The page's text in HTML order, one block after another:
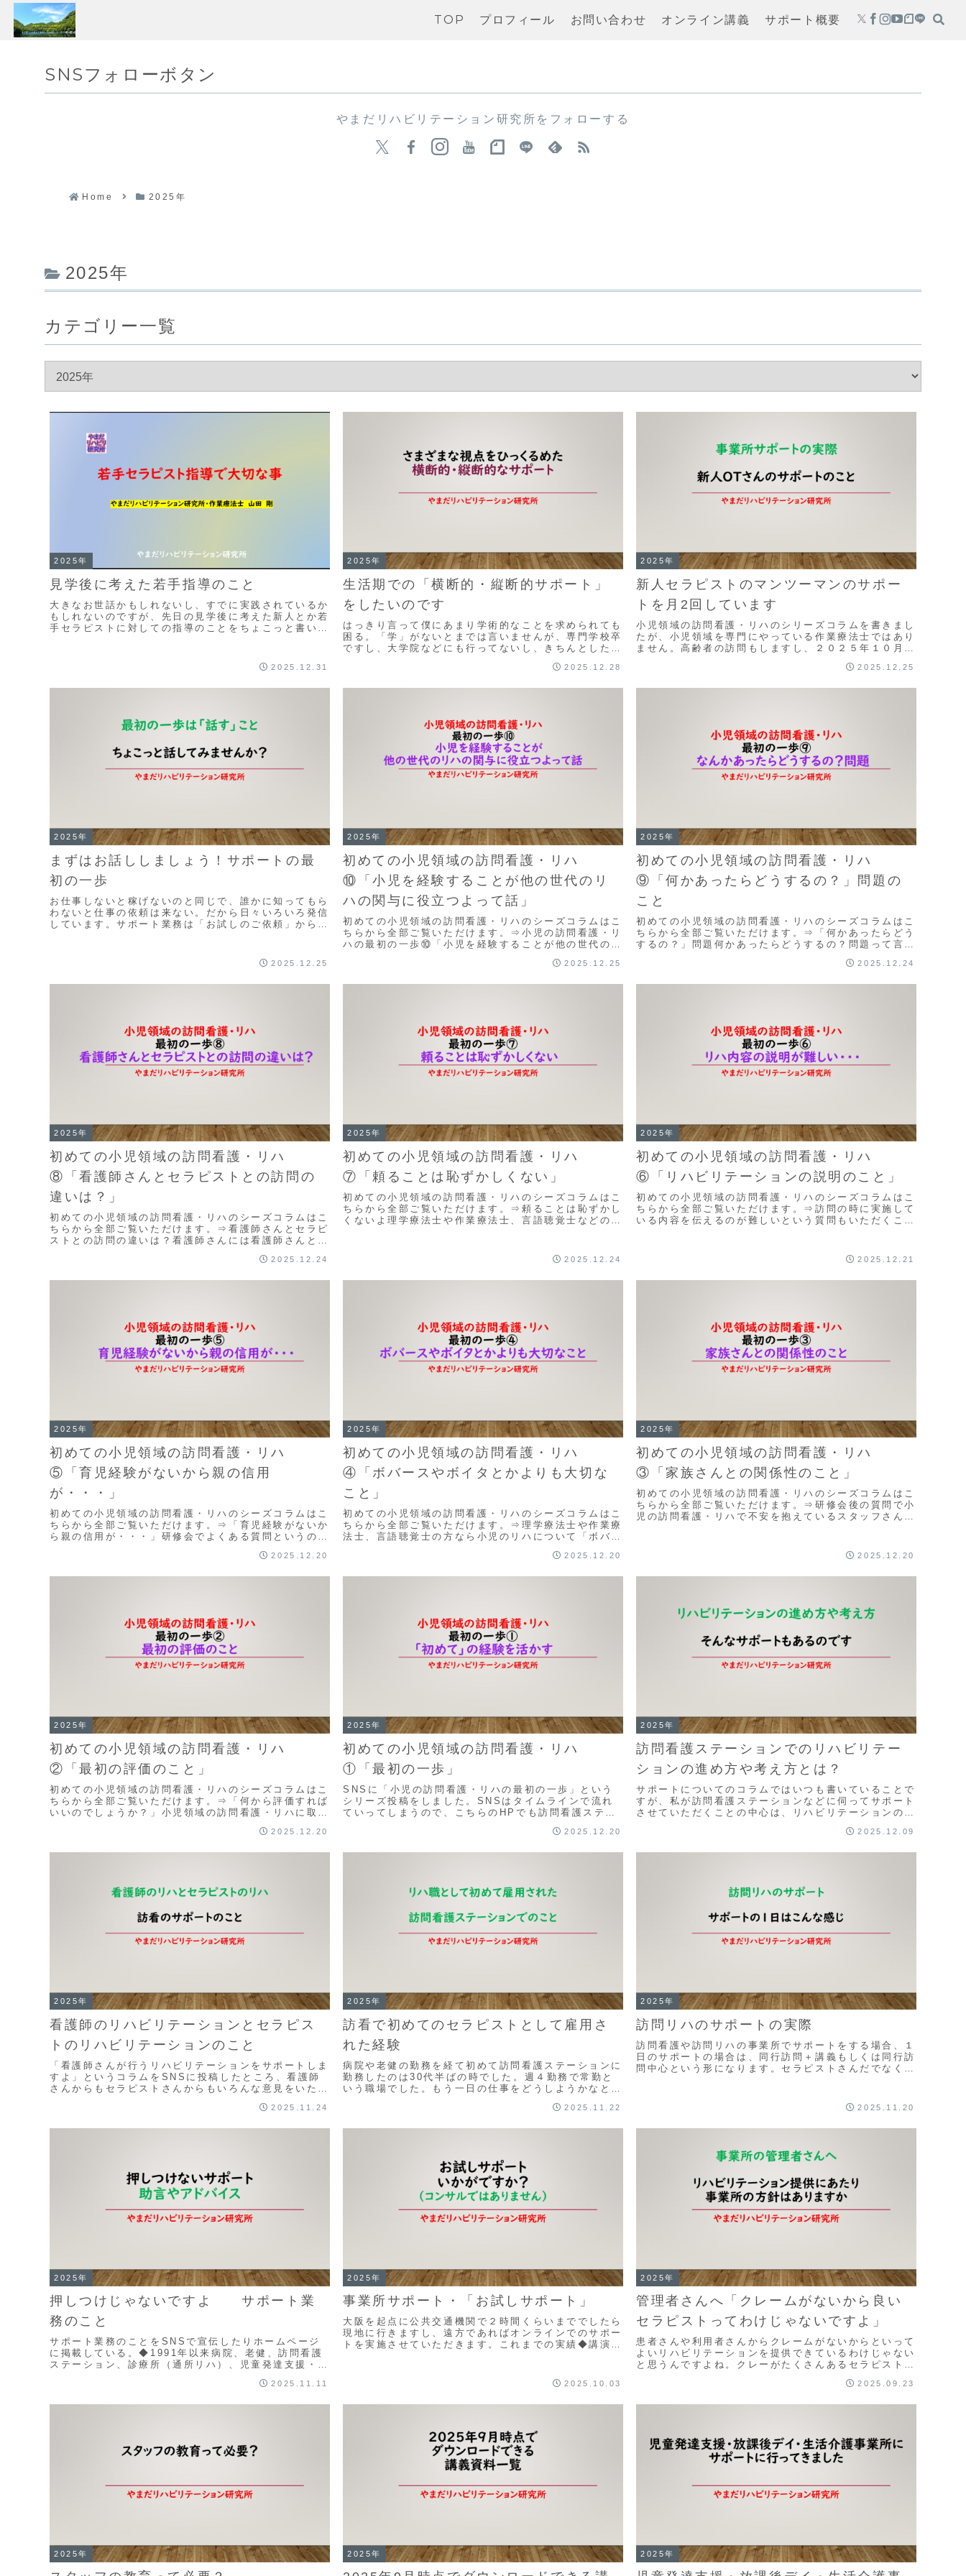
TOP プロフィール お問い合わせ オンライン講義 サポート概要
SNSフォローボタン
やまだリハビリテーション研究所をフォローする
Home 2025年
2025年
カテゴリー一覧
2025年
見学後に考えた若手指導のこと
大きなお世話かもしれないし、すでに実践されているか
もしれないのですが、先日の見学後に考えた新人とか若
手セラピストに対しての指導のことをちょこっと書いて
2025.12.31
2025年
生活期での「横断的・縦断的サポート」
をしたいのです
はっきり言って僕にあまり学術的なことを求められても
困る。「学」がないとまでは言いませんが、専門学校卒
ですし、大学院などにも行ってないし、きちんとした研
2025.12.28
2025年
新人セラピストのマンツーマンのサポー
トを月2回しています
小児領域の訪問看護・リハのシリーズコラムを書きまし
たが、小児領域を専門にやっている作業療法士ではあり
ません。高齢者の訪問もしますし、２０２５年１０月ご
2025.12.25
2025年
まずはお話ししましょう！サポートの最
初の一歩
お仕事しないと稼げないのと同じで、誰かに知ってもら
わないと仕事の依頼は来ない。だから日々いろいろ発信
しています。サポート業務は「お試しのご依頼」からで
2025.12.25
2025年
初めての小児領域の訪問看護・リハ
⑩「小児を経験することが他の世代のリ
ハの関与に役立つよって話」
初めての小児領域の訪問看護・リハのシーズコラムはこ
ちらから全部ご覧いただけます。⇒小児の訪問看護・リ
ハの最初の一歩⑩「小児を経験することが他の世代のリ
2025.12.25
2025年
初めての小児領域の訪問看護・リハ
⑨「何かあったらどうするの？」問題の
こと
初めての小児領域の訪問看護・リハのシーズコラムはこ
ちらから全部ご覧いただけます。⇒「何かあったらどう
するの？」問題何かあったらどうするの？問題って言う
2025.12.24
2025年
初めての小児領域の訪問看護・リハ
⑧「看護師さんとセラピストとの訪問の
違いは？」
初めての小児領域の訪問看護・リハのシーズコラムはこ
ちらから全部ご覧いただけます。⇒看護師さんとセラピ
ストとの訪問の違いは？看護師さんには看護師さんとし
2025.12.24
2025年
初めての小児領域の訪問看護・リハ
⑦「頼ることは恥ずかしくない」
初めての小児領域の訪問看護・リハのシーズコラムはこ
ちらから全部ご覧いただけます。⇒頼ることは恥ずかし
くないよ理学療法士や作業療法士、言語聴覚士などのセ
2025.12.24
2025年
初めての小児領域の訪問看護・リハ
⑥「リハビリテーションの説明のこと」
初めての小児領域の訪問看護・リハのシーズコラムはこ
ちらから全部ご覧いただけます。⇒訪問の時に実施して
いる内容を伝えるのが難しいという質問もいただくこと
2025.12.21
2025年
初めての小児領域の訪問看護・リハ
⑤「育児経験がないから親の信用
が・・・」
初めての小児領域の訪問看護・リハのシーズコラムはこ
ちらから全部ご覧いただけます。⇒「育児経験がないか
ら親の信用が・・・」研修会でよくある質問というのか
2025.12.20
2025年
初めての小児領域の訪問看護・リハ
④「ボバースやボイタとかよりも大切な
こと」
初めての小児領域の訪問看護・リハのシーズコラムはこ
ちらから全部ご覧いただけます。⇒理学療法士や作業療
法士、言語聴覚士の方なら小児のリハについて「ボバー
2025.12.20
2025年
初めての小児領域の訪問看護・リハ
③「家族さんとの関係性のこと」
初めての小児領域の訪問看護・リハのシーズコラムはこ
ちらから全部ご覧いただけます。⇒研修会後の質問で小
児の訪問看護・リハで不安を抱えているスタッフさんの
2025.12.20
2025年
初めての小児領域の訪問看護・リハ
②「最初の評価のこと」
初めての小児領域の訪問看護・リハのシーズコラムはこ
ちらから全部ご覧いただけます。⇒「何から評価すれば
いいのでしょうか？」小児領域の訪問看護・リハに取り
2025.12.20
2025年
初めての小児領域の訪問看護・リハ
①「最初の一歩」
SNSに「小児の訪問看護・リハの最初の一歩」という
シリーズ投稿をしました。SNSはタイムラインで流れ
ていってしまうので、こちらのHPでも訪問看護ステー
2025.12.20
2025年
訪問看護ステーションでのリハビリテー
ションの進め方や考え方とは？
サポートについてのコラムではいつも書いていることで
すが、私が訪問看護ステーションなどに伺ってサポート
させていただくことの中心は、リハビリテーションの進
2025.12.09
2025年
看護師のリハビリテーションとセラピス
トのリハビリテーションのこと
「看護師さんが行うリハビリテーションをサポートしま
すよ」というコラムをSNSに投稿したところ、看護師
さんからもセラピストさんからもいろんな意見をいただ
2025.11.24
2025年
訪看で初めてのセラピストとして雇用さ
れた経験
病院や老健の勤務を経て初めて訪問看護ステーションに
勤務したのは30代半ばの時でした。週４勤務で常勤と
いう職場でした。もう一日の仕事をどうしようかなと思
2025.11.22
2025年
訪問リハのサポートの実際
訪問看護や訪問リハの事業所でサポートをする場合、１
日のサポートの場合は、同行訪問＋講義もしくは同行訪
問中心という形になります。セラピストさんだでなく看
2025.11.20
2025年
押しつけじゃないですよ サポート業
務のこと
サポート業務のことをSNSで宣伝したりホームページ
に掲載している。◆1991年以来病院、老健、訪問看護
ステーション、診療所（通所リハ）、児童発達支援・放
2025.11.11
2025年
事業所サポート・「お試しサポート」
大阪を起点に公共交通機関で２時間くらいまででしたら
現地に行きますし、遠方であればオンラインでのサポー
トを実施させていただきます。これまでの実績◆講演予
2025.10.03
2025年
管理者さんへ「クレームがないから良い
セラピストってわけじゃないですよ」
患者さんや利用者さんからクレームがないからといって
よいリハビリテーションを提供できているわけじゃない
と思うんですよね。クレーがたくさんあるセラピストさ
2025.09.23
2025年 2025年 2025年